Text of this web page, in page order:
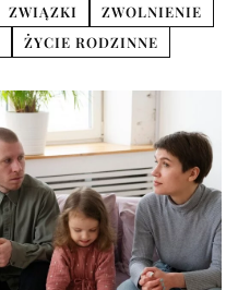
ZWIĄZKI
ZWOLNIENIE
ŻYCIE RODZINNE